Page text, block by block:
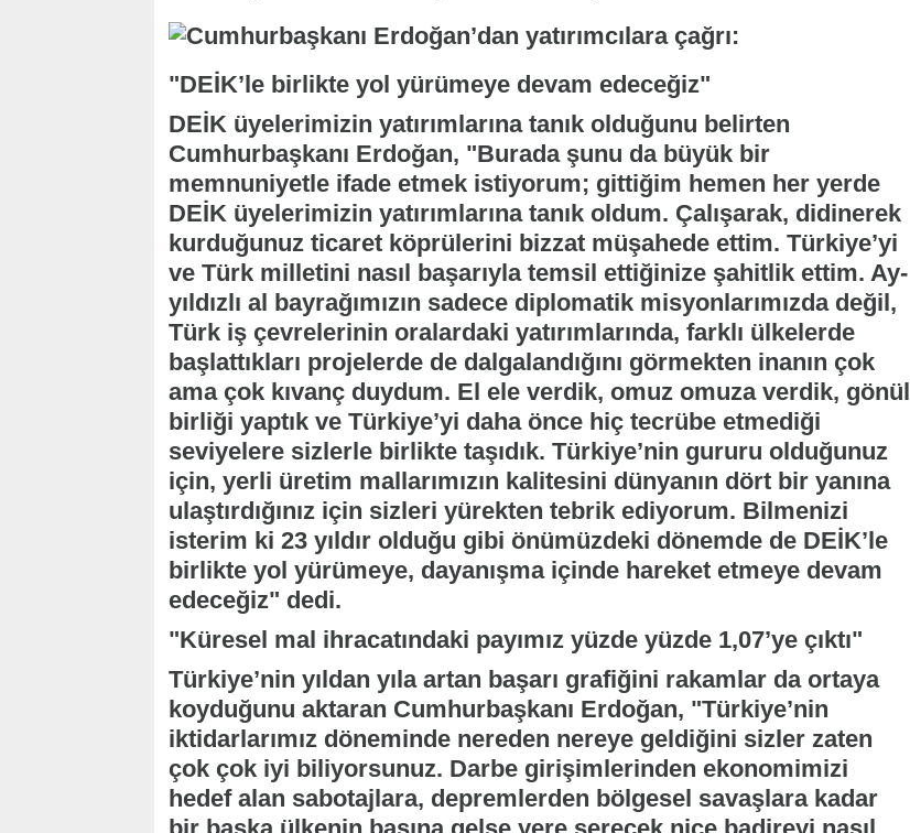
"DEİK’le birlikte yol yürümeye devam edeceğiz"
DEİK üyelerimizin yatırımlarına tanık olduğunu belirten
Cumhurbaşkanı Erdoğan, "Burada şunu da büyük bir
memnuniyetle ifade etmek istiyorum; gittiğim hemen her yerde
DEİK üyelerimizin yatırımlarına tanık oldum. Çalışarak, didinerek
kurduğunuz ticaret köprülerini bizzat müşahede ettim. Türkiye’yi
ve Türk milletini nasıl başarıyla temsil ettiğinize şahitlik ettim. Ay-
yıldızlı al bayrağımızın sadece diplomatik misyonlarımızda değil,
Türk iş çevrelerinin oralardaki yatırımlarında, farklı ülkelerde
başlattıkları projelerde de dalgalandığını görmekten inanın çok
ama çok kıvanç duydum. El ele verdik, omuz omuza verdik, gönül
birliği yaptık ve Türkiye’yi daha önce hiç tecrübe etmediği
seviyelere sizlerle birlikte taşıdık. Türkiye’nin gururu olduğunuz
için, yerli üretim mallarımızın kalitesini dünyanın dört bir yanına
ulaştırdığınız için sizleri yürekten tebrik ediyorum. Bilmenizi
isterim ki 23 yıldır olduğu gibi önümüzdeki dönemde de DEİK’le
birlikte yol yürümeye, dayanışma içinde hareket etmeye devam
edeceğiz" dedi.
"Küresel mal ihracatındaki payımız yüzde yüzde 1,07’ye çıktı"
Türkiye’nin yıldan yıla artan başarı grafiğini rakamlar da ortaya
koyduğunu aktaran Cumhurbaşkanı Erdoğan, "Türkiye’nin
iktidarlarımız döneminde nereden nereye geldiğini sizler zaten
çok çok iyi biliyorsunuz. Darbe girişimlerinden ekonomimizi
hedef alan sabotajlara, depremlerden bölgesel savaşlara kadar